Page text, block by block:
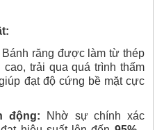
Bánh răng được làm từ thép
trải qua quá trình thấm
đạt độ cứng bề mặt cực
động: Nhờ sự chính xác